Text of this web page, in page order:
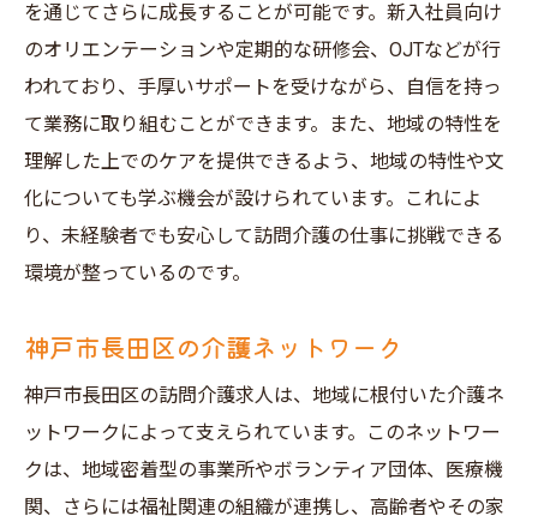
を通じてさらに成長することが可能です。新入社員向け
のオリエンテーションや定期的な研修会、OJTなどが行
われており、手厚いサポートを受けながら、自信を持っ
て業務に取り組むことができます。また、地域の特性を
理解した上でのケアを提供できるよう、地域の特性や文
化についても学ぶ機会が設けられています。これによ
り、未経験者でも安心して訪問介護の仕事に挑戦できる
環境が整っているのです。
神戸市長田区の介護ネットワーク
神戸市長田区の訪問介護求人は、地域に根付いた介護ネ
ットワークによって支えられています。このネットワー
クは、地域密着型の事業所やボランティア団体、医療機
関、さらには福祉関連の組織が連携し、高齢者やその家